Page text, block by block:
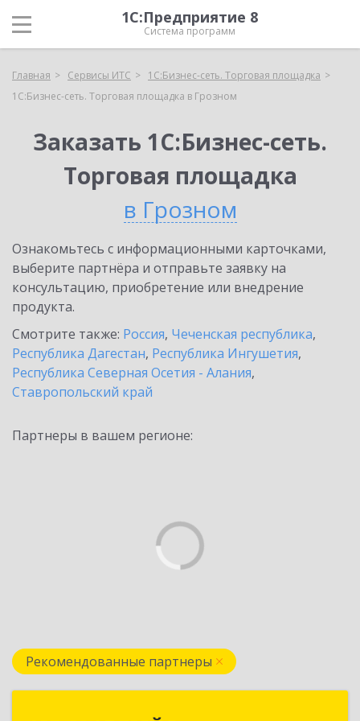
1С:Предприятие 8
Система программ
Главная Сервисы ИТС
1С:Бизнес-сеть. Торговая площадка
1С:Бизнес-сеть. Торговая площадка в Грозном
Заказать 1С:Бизнес-сеть.
Торговая площадка
в Грозном
Ознакомьтесь с информационными карточками,
выберите партнёра и отправьте заявку на
консультацию, приобретение или внедрение
продукта.
Смотрите также: Россия, Чеченская республика,
Республика Дагестан, Республика Ингушетия,
Республика Северная Осетия - Алания,
Ставропольский край
Партнеры в вашем регионе:
Рекомендованные партнеры